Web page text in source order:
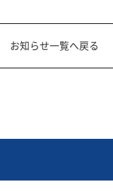
お知らせ一覧へ戻る